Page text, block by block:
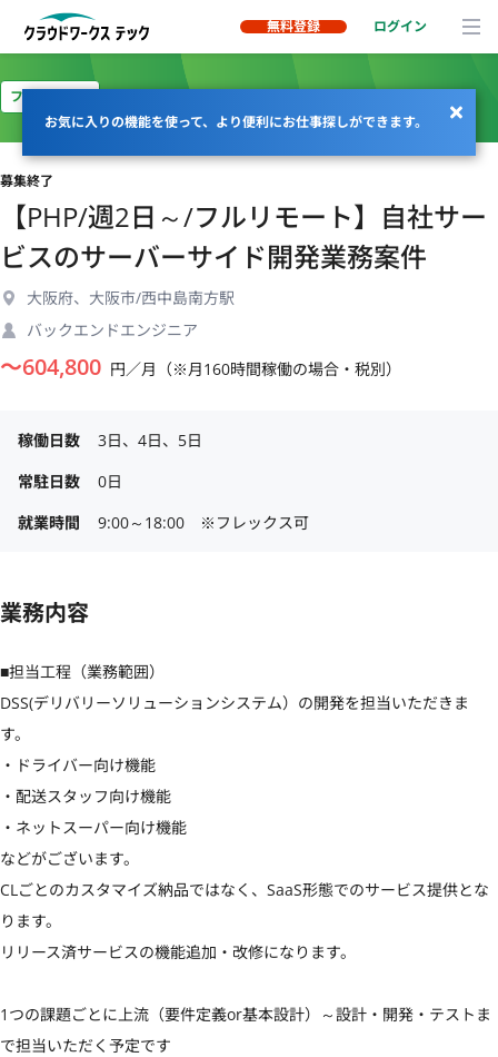
無料登録 ログイン
お気に入りの機能を使って、より便利にお仕事探しができます。
フルリモート
募集終了
【PHP/週2日～/フルリモート】自社サー
ビスのサーバーサイド開発業務案件
大阪府、大阪市/西中島南方駅
バックエンドエンジニア
〜604,800 円／月（※月160時間稼働の場合・税別）
稼働日数
3日、4日、5日
常駐日数
0日
就業時間
9:00～18:00　※フレックス可
業務内容
■担当工程（業務範囲）
DSS(デリバリーソリューションシステム）の開発を担当いただきま
す。
・ドライバー向け機能
・配送スタッフ向け機能
・ネットスーパー向け機能
などがございます。
CLごとのカスタマイズ納品ではなく、SaaS形態でのサービス提供とな
ります。
リリース済サービスの機能追加・改修になります。
1つの課題ごとに上流（要件定義or基本設計）～設計・開発・テストま
で担当いただく予定です